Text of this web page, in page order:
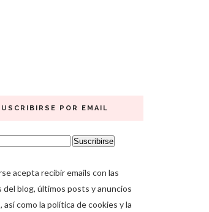
POR EMAIL
acepta recibir emails con las
del blog, últimos posts y anuncios
así como la política de cookies y la